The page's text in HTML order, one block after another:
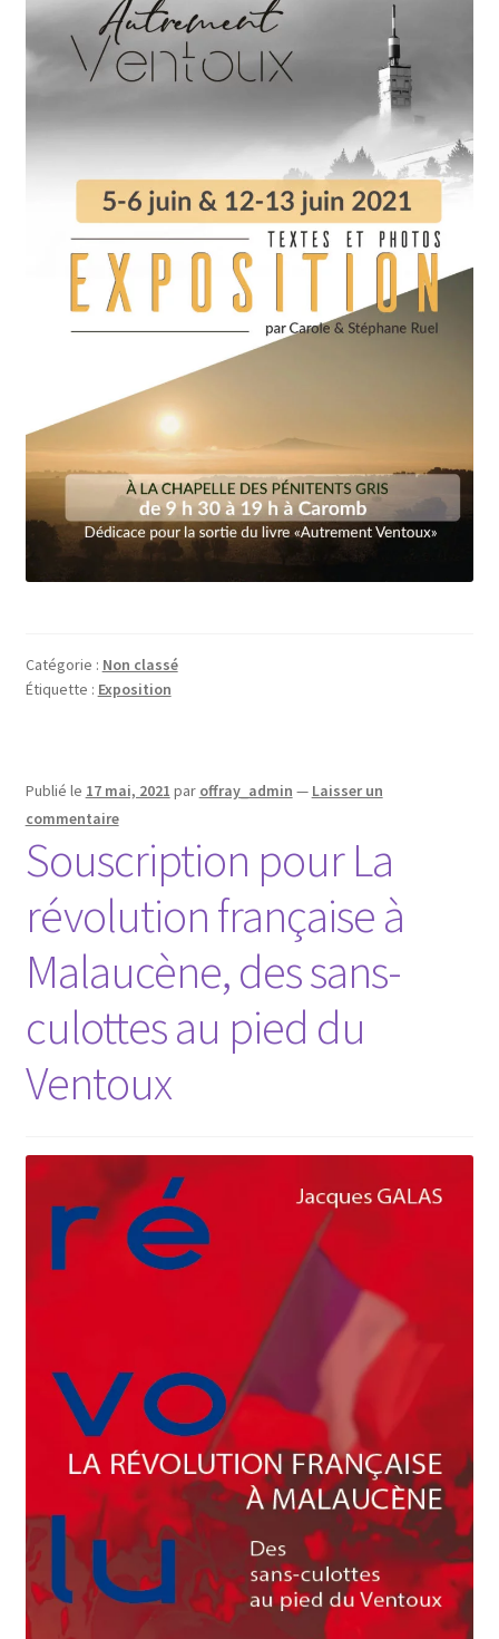
Panier
Professionnels
Validation de la commande
Catégorie : Non classé
Étiquette : Exposition
Publié le 17 mai, 2021 par offray_admin — Laisser un
commentaire
Souscription pour La
révolution française à
Malaucène, des sans-
culottes au pied du
Ventoux